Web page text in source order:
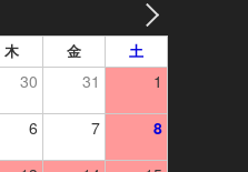
木 金 土
30 31 1
6 7 8